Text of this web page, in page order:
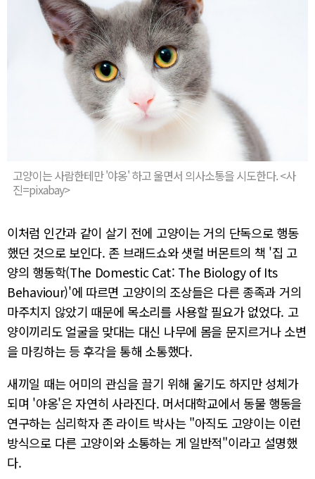
고양이는 사람한테만 '야옹' 하고 울면서 의사소통을 시도한다. <사
진=pixabay>
이처럼 인간과 같이 살기 전에 고양이는 거의 단독으로 행동
했던 것으로 보인다. 존 브래드쇼와 샛럴 버몬트의 책 '집 고
양의 행동학(The Domestic Cat: The Biology of Its
Behaviour)'에 따르면 고양이의 조상들은 다른 종족과 거의
마주치지 않았기 때문에 목소리를 사용할 필요가 없었다. 고
양이끼리도 얼굴을 맞대는 대신 나무에 몸을 문지르거나 소변
을 마킹하는 등 후각을 통해 소통했다.
새끼일 때는 어미의 관심을 끌기 위해 울기도 하지만 성체가
되며 '야옹'은 자연히 사라진다. 머서대학교에서 동물 행동을
연구하는 심리학자 존 라이트 박사는 "아직도 고양이는 이런
방식으로 다른 고양이와 소통하는 게 일반적"이라고 설명했
다.